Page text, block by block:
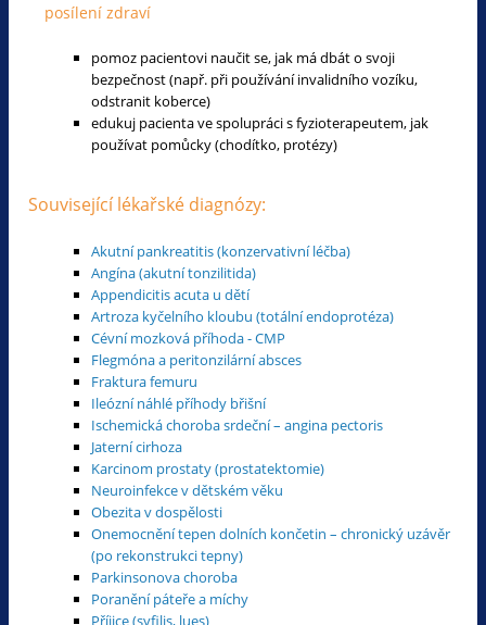
posílení zdraví
pomoz pacientovi naučit se, jak má dbát o svoji
bezpečnost (např. při používání invalidního vozíku,
odstranit koberce)
edukuj pacienta ve spolupráci s fyzioterapeutem, jak
používat pomůcky (chodítko, protézy)
Související lékařské diagnózy:
Akutní pankreatitis (konzervativní léčba)
Angína (akutní tonzilitida)
Appendicitis acuta u dětí
Artroza kyčelního kloubu (totální endoprotéza)
Cévní mozková příhoda - CMP
Flegmóna a peritonzilární absces
Fraktura femuru
Ileózní náhlé příhody břišní
Ischemická choroba srdeční – angina pectoris
Jaterní cirhoza
Karcinom prostaty (prostatektomie)
Neuroinfekce v dětském věku
Obezita v dospělosti
Onemocnění tepen dolních končetin – chronický uzávěr
(po rekonstrukci tepny)
Parkinsonova choroba
Poranění páteře a míchy
Příjice (syfilis, lues)